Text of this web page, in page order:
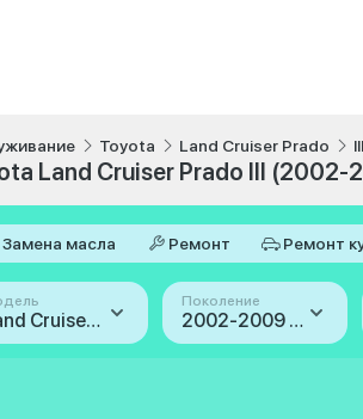
Toyota Land Cruiser Prado
Land Cruiser Prado III (2002-
Замена масла Ремонт Ремонт
Land Cruiser Prado
Поколение
2002-2009 (III)